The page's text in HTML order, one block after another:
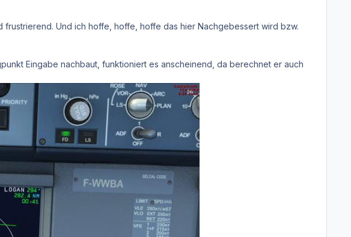
Und ich hoffe, hoffe, hoffe das hier Nachgebessert wird bzw.
Eingabe nachbaut, funktioniert es anscheinend, da berechnet er auch